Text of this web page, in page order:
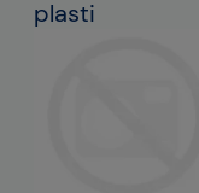
plasti